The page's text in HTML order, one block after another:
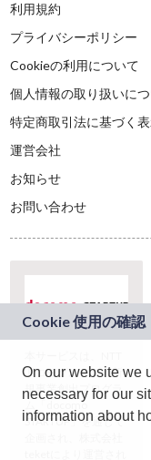
利用規約
プライバシーポリシー
Cookieの利用について
個人情報の取り扱いに
特定商取引法に基づく
運営会社
お知らせ
お問い合わせ
ドコモグループの新
規事業創出プログラ
ム「docomo
STARTUP」を通じて
On our website we
necessary for our
information about